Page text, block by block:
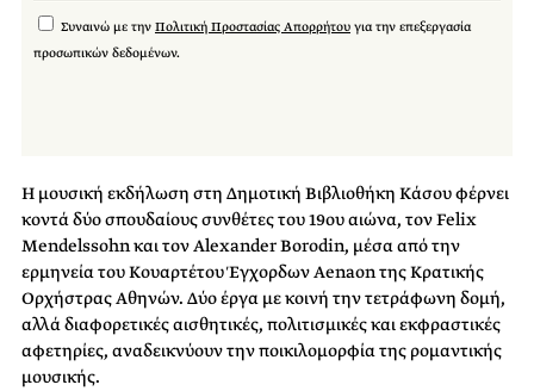
Συναινώ με την Πολιτική Προστασίας Απορρήτου για την επεξεργασία
προσωπικών δεδομένων.
Η μουσική εκδήλωση στη Δημοτική Βιβλιοθήκη Κάσου φέρνει
κοντά δύο σπουδαίους συνθέτες του 19ου αιώνα, τον Felix
Mendelssohn και τον Alexander Borodin, μέσα από την
ερμηνεία του Κουαρτέτου Έγχορδων Aenaon της Κρατικής
Ορχήστρας Αθηνών. Δύο έργα με κοινή την τετράφωνη δομή,
αλλά διαφορετικές αισθητικές, πολιτισμικές και εκφραστικές
αφετηρίες, αναδεικνύουν την ποικιλομορφία της ρομαντικής
μουσικής.